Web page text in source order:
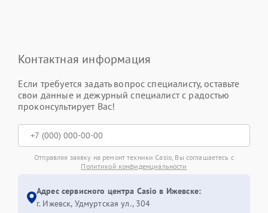
Контактная информация
Если требуется задать вопрос специалисту, оставьте
свои данные и дежурный специалист с радостью
проконсультирует Вас!
Отправляя заявку на ремонт техники Casio, Вы соглашаетесь с
Политикой конфиденциальности
Адрес сервисного центра Casio в Ижевске:
г. Ижевск, Удмуртская ул., 304